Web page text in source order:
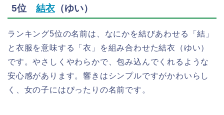
5位 結衣 （ゆい）
ランキング5位の名前は、なにかを結びあわせる「結」
と衣服を意味する「衣」を組み合わせた結衣（ゆい）
です。やさしくやわらかで、包み込んでくれるような
安心感があります。響きはシンプルですがかわいらし
く、女の子にはぴったりの名前です。